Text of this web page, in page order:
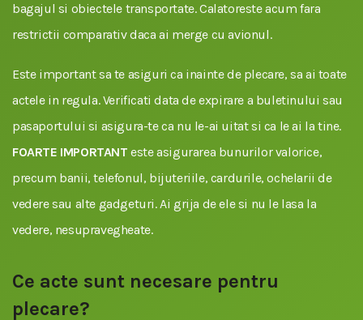
bagajul si obiectele transportate. Calatoreste acum fara
restrictii comparativ daca ai merge cu avionul.
Este important sa te asiguri ca inainte de plecare, sa ai toate
actele in regula. Verificati data de expirare a buletinului sau
pasaportului si asigura-te ca nu le-ai uitat si ca le ai la tine.
FOARTE IMPORTANT este asigurarea bunurilor valorice,
precum banii, telefonul, bijuteriile, cardurile, ochelarii de
vedere sau alte gadgeturi. Ai grija de ele si nu le lasa la
vedere, nesupravegheate.
Ce acte sunt necesare pentru
plecare?